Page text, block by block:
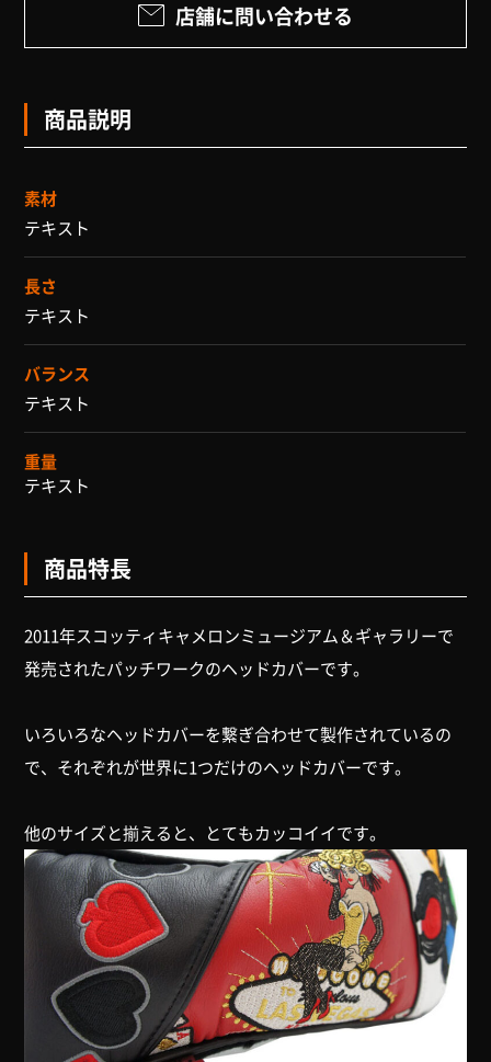
店舗に問い合わせる
商品説明
素材
テキスト
長さ
テキスト
バランス
テキスト
重量
テキスト
商品特長
2011年スコッティキャメロンミュージアム＆ギャラリーで
発売されたパッチワークのヘッドカバーです。
いろいろなヘッドカバーを繋ぎ合わせて製作されているの
で、それぞれが世界に1つだけのヘッドカバーです。
他のサイズと揃えると、とてもカッコイイです。